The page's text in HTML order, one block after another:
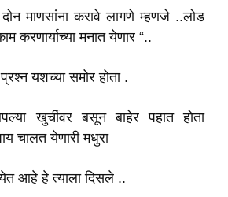
माणसांना करावे लागणे म्हणजे ..लोड
करणार्याच्या मनात येणार “..
यशच्या समोर होता .
खुर्चीवर बसून बाहेर पहात होता
चालत येणारी मधुरा
आहे हे त्याला दिसले ..